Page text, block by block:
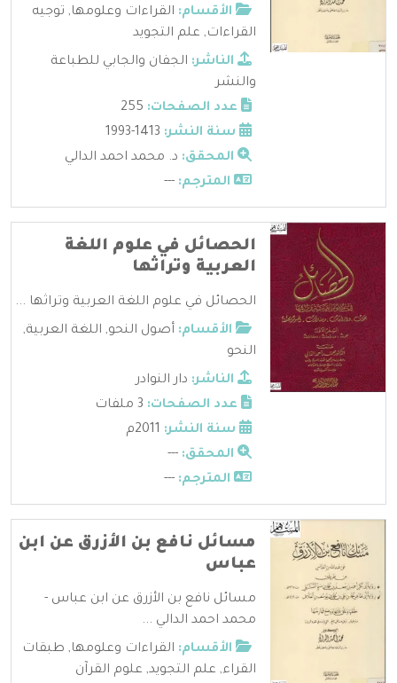
الأقسام: القراءات وعلومها, توجيه
القراءات, علم التجويد
الناشر: الجفان والجابي للطباعة
والنشر
عدد الصفحات:
سنة النشر:
المحقق: د. محمد احمد الدالي
المترجم: ---
الحصائل في علوم اللغة
العربية وتراثها
الحصائل في علوم اللغة العربية وتراثها ...
الأقسام: أصول النحو, اللغة العربية,
النحو
الناشر: دار النوادر
عدد الصفحات:
سنة النشر:
المحقق: ---
المترجم: ---
مسائل نافع بن الأزرق عن ابن
عباس
مسائل نافع بن الأزرق عن ابن عباس -
محمد احمد الدالي ...
الأقسام: القراءات وعلومها, طبقات
القراء, علم التجويد, علوم القرآن